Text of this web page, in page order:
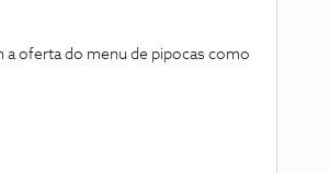
a oferta do menu de pipocas como